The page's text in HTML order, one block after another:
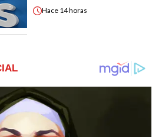
Hace 14 horas